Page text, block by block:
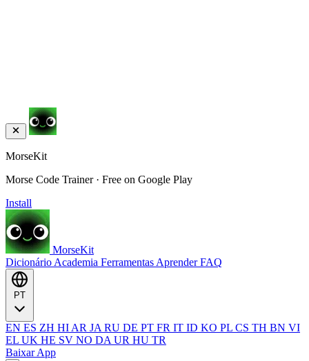
MorseKit
Morse Code Trainer · Free on Google Play
Install
MorseKit
Dicionário Academia Ferramentas AprenderFAQ
EN ES ZH HI AR JA RU DE PT FR IT ID KO PL CS TH BN VI
EL UK HE SV NO DA UR HU TR
Baixar App